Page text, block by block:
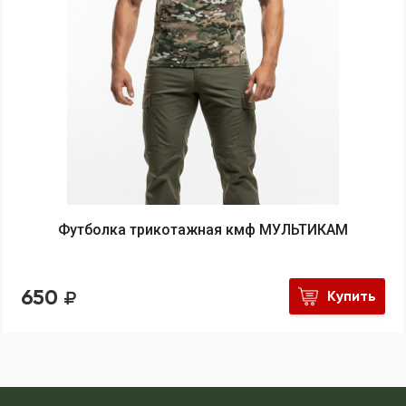
Футболка трикотажная кмф МУЛЬТИКАМ
650 Купить